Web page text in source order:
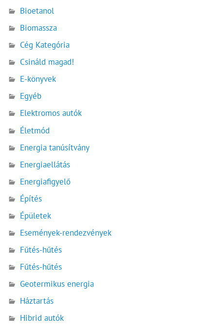
Bioetanol
Biomassza
Cég Kategória
Csináld magad!
E-könyvek
Egyéb
Elektromos autók
Életmód
Energia tanúsítvány
Energiaellátás
Energiafigyelő
Építés
Épületek
Események-rendezvények
Fűtés-hűtés
Fűtés-hűtés
Geotermikus energia
Háztartás
Hibrid autók